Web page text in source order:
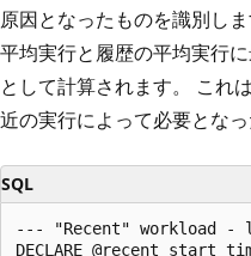
原因となったものを識別し
平均実行と履歴の平均実行
として計算されます。 これ
近の実行によって必要とな
SQL
--- "Recent" workload -
DECLARE